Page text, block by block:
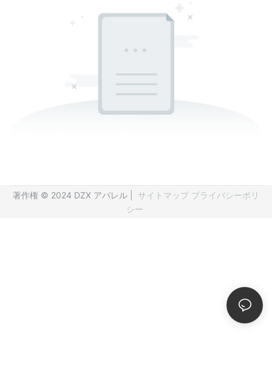
著作権 © 2024 DZX アパレル | サイトマップ プライバシーポリ
シー